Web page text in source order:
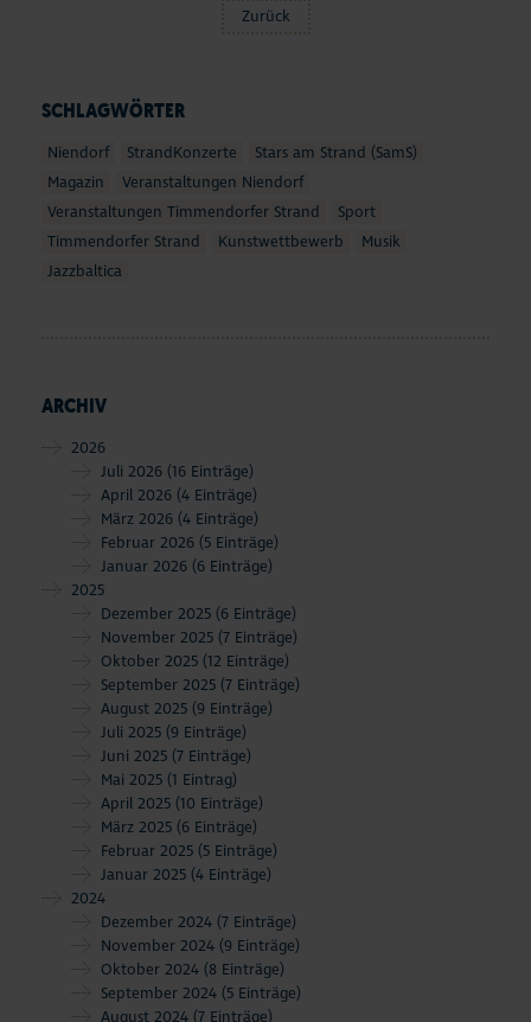
SCHLAGWÖRTER
Niendorf StrandKonzerte
Stars am Strand (SamS)
Magazin
Veranstaltungen Niendorf
Veranstaltungen Timmendorfer Strand
Sport
Timmendorfer Strand
Kunstwettbewerb
Musik
Jazzbaltica
ARCHIV
2026
Juli 2026 (16 Einträge)
April 2026 (4 Einträge)
März 2026 (4 Einträge)
Februar 2026 (5 Einträge)
Januar 2026 (6 Einträge)
2025
Dezember 2025 (6 Einträge)
November 2025 (7 Einträge)
Oktober 2025 (12 Einträge)
September 2025 (7 Einträge)
August 2025 (9 Einträge)
Juli 2025 (9 Einträge)
Juni 2025 (7 Einträge)
Mai 2025 (1 Eintrag)
April 2025 (10 Einträge)
März 2025 (6 Einträge)
Februar 2025 (5 Einträge)
Januar 2025 (4 Einträge)
2024
Dezember 2024 (7 Einträge)
November 2024 (9 Einträge)
Oktober 2024 (8 Einträge)
September 2024 (5 Einträge)
August 2024 (7 Einträge)
Zurück